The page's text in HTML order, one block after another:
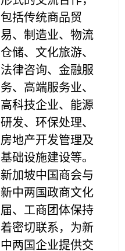
包括传统商品贸
易、制造业、物流
仓储、文化旅游、
法律咨询、金融服
务、高端服务业、
高科技企业、能源
研发、环保处理、
房地产开发管理及
基础设施建设等。
新加坡中国商会与
新中两国政商文化
届、工商团体保持
着密切联系，为新
中两国企业提供交